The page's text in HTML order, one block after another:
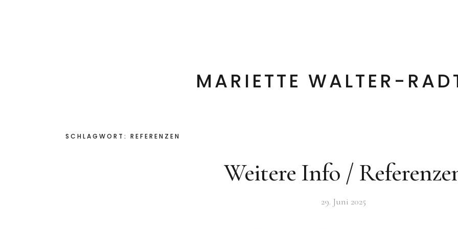
MARIETTE WALTER-
SCHLAGWORT: REFERENZEN
Weitere Info /
29. Juni 2025